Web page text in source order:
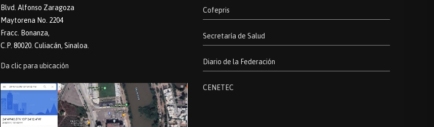
Blvd. Alfonso Zaragoza
Maytorena No. 2204
Fracc. Bonanza,
C.P. 80020. Culiacán, Sinaloa.
Da clic para ubicación
Cofepris
Secretaría de Salud
Diario de la Federación
CENETEC